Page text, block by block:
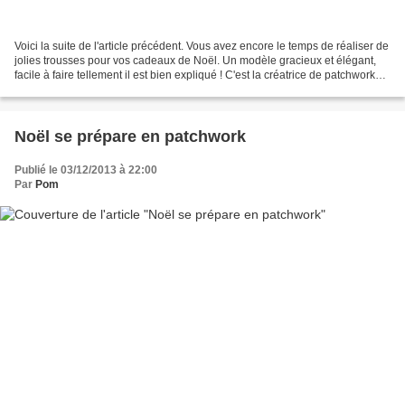
Voici la suite de l'article précédent. Vous avez encore le temps de réaliser de
jolies trousses pour vos cadeaux de Noël. Un modèle gracieux et élégant,
facile à faire tellement il est bien expliqué ! C'est la créatrice de patchwork
Noël se prépare en patchwork
Publié le 03/12/2013 à 22:00
Par Pom